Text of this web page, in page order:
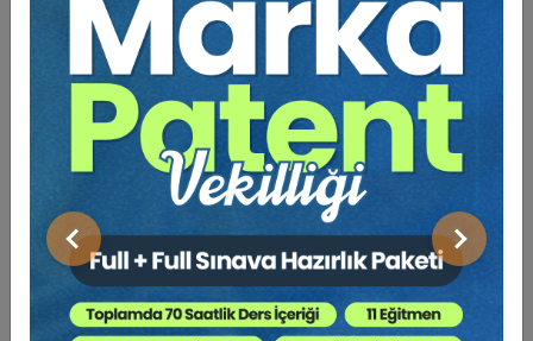
Önceki Sonraki
Rehni
Doç. Dr. Osman AÇIKGÖZ:Önalım
Davası ve Hukuki Niteliği
Doç. Dr. Ali Hulki CİHAN:Toplu Yapı
Yönetimine Geçilmemesi Gerekçesiyle
Kat Mülkiyeti Kanunu Hükümlerinin
Uygulanmaması Ve Teorik Gerçekler
Işığında Bu Durumun Değerlendirilmesi
Av. Serkan ÇAKMAKLI:Kentsel
Dönüşümde Tebligat Sorunu ve Çözüm